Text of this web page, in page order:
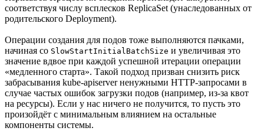
соответствуя числу всплесков ReplicaSet (унаследованных от
родительского Deployment).
Операции создания для подов тоже выполняются пачками,
начиная со SlowStartInitialBatchSize и увеличивая это
значение вдвое при каждой успешной итерации операции
«медленного старта». Такой подход призван снизить риск
забрасывания kube-apiserver ненужными HTTP-запросами в
случае частых ошибок загрузки подов (например, из-за квот
на ресурсы). Если у нас ничего не получится, то пусть это
произойдёт с минимальным влиянием на остальные
компоненты системы.